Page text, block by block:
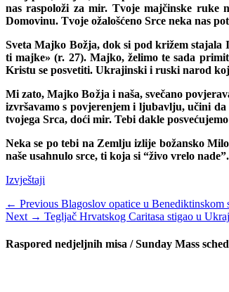
nas raspoloži za mir. Tvoje majčinske
Domovinu. Tvoje ožalošćeno Srce neka nas
Sveta Majko Božja, dok si pod križem stajala
ti majke» (r. 27). Majko, želimo te sada
Kristu se posvetiti. Ukrajinski i ruski narod
Mi zato, Majko Božja i naša, svečano
izvršavamo s povjerenjem i ljubavlju, učini
tvojega Srca, doći mir. Tebi dakle
Neka se po tebi na Zemlju izlije božansko
naše usahnulo srce, ti koja si “živo vrelo
Categories
Izvještaji
Navigacija
objava
← Previous Previous
post:
Blagoslov opatice u Benediktinskom
Next → Next
Tegljač Hrvatskog Caritasa stigao u
Raspored nedjeljnih misa / Sunday Mass